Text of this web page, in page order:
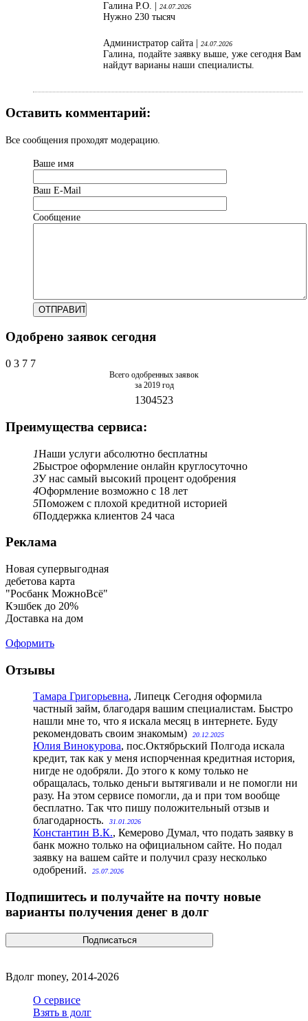
Галина Р.О. |
24.07.2026
Нужно 230 тысяч
Администратор сайта | 24.07.2026
Галина, подайте заявку выше, уже сегодня Вам
найдут варианы наши специалисты.
Оставить комментарий:
Все сообщения проходят модерацию.
Ваше имя
Ваш Е-Mail
Сообщение
Одобрено заявок сегодня
0 3 7 7
Всего одобренных заявок
за 2019 год
1304523
Преимущества сервиса:
1Наши услуги абсолютно бесплатны
2Быстрое оформление онлайн круглосуточно
3У нас самый высокий процент одобрения
4Оформление возможно с 18 лет
5Поможем с плохой кредитной историей
6Поддержка клиентов 24 часа
Реклама
Новая супервыгодная
дебетова карта
"Росбанк МожноВсё"
Кэшбек до 20%
Доставка на дом
Оформить
Отзывы
Тамара Григорьевна, Липецк Сегодня оформила
частный займ, благодаря вашим специалистам. Быстро
нашли мне то, что я искала месяц в интернете. Буду
рекомендовать своим знакомым)
20.12.2025
Юлия Винокурова, пос.Октябрьский Полгода искала
кредит, так как у меня испорченная кредитная история,
нигде не одобряли. До этого к кому только не
обращалась, только деньги вытягивали и не помогли ни
разу. На этом сервисе помогли, да и при том вообще
бесплатно. Так что пишу положительный отзыв и
благодарность.
31.01.2026
Константин В.К., Кемерово Думал, что подать заявку в
банк можно только на официальном сайте. Но подал
заявку на вашем сайте и получил сразу несколько
одобрений.
25.07.2026
Подпишитесь и получайте на почту новые
варианты получения денег в долг
Вдолг money, 2014-2026
О сервисе
Взять в долг